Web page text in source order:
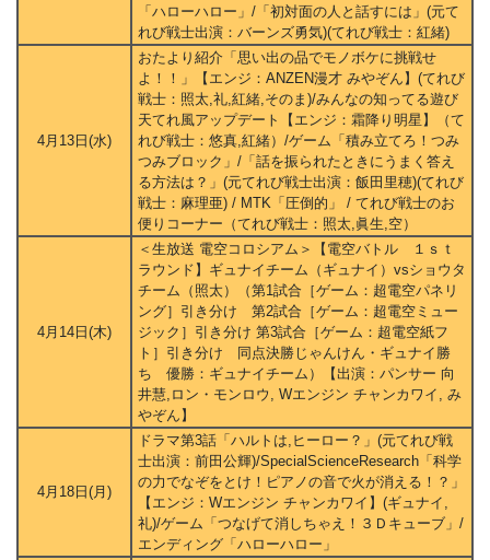
「ハローハロー」/「初対面の人と話すには」(元て
れび戦士出演：バーンズ勇気)(てれび戦士：紅緒)
4月13日(水)
おたより紹介「思い出の品でモノボケに挑戦せ
よ！！」【エンジ：ANZEN漫才 みやぞん】(てれび
戦士：照太,礼,紅緒,そのま)/みんなの知ってる遊び
天てれ風アップデート【エンジ：霜降り明星】（て
れび戦士：悠真,紅緒）/ゲーム「積み立てろ！つみ
つみブロック」/「話を振られたときにうまく答え
る方法は？」(元てれび戦士出演：飯田里穂)(てれび
戦士：麻理亜) / MTK「圧倒的」 / てれび戦士のお
便りコーナー（てれび戦士：照太,眞生,空）
4月14日(木)
＜生放送 電空コロシアム＞【電空バトル １ｓｔ
ラウンド】ギュナイチーム（ギュナイ）vsショウタ
チーム（照太）（第1試合［ゲーム：超電空パネリ
ング］引き分け 第2試合［ゲーム：超電空ミュー
ジック］引き分け 第3試合［ゲーム：超電空紙フ
ト］引き分け 同点決勝じゃんけん・ギュナイ勝
ち 優勝：ギュナイチーム）【出演：パンサー 向
井慧,ロン・モンロウ, Wエンジン チャンカワイ, み
やぞん】
4月18日(月)
ドラマ第3話「ハルトは,ヒーロー？」(元てれび戦
士出演：前田公輝)/SpecialScienceResearch「科学
の力でなぞをとけ！ピアノの音で火が消える！？」
【エンジ：Wエンジン チャンカワイ】(ギュナイ,
礼)/ゲーム「つなげて消しちゃえ！３Ｄキューブ」/
エンディング「ハローハロー」